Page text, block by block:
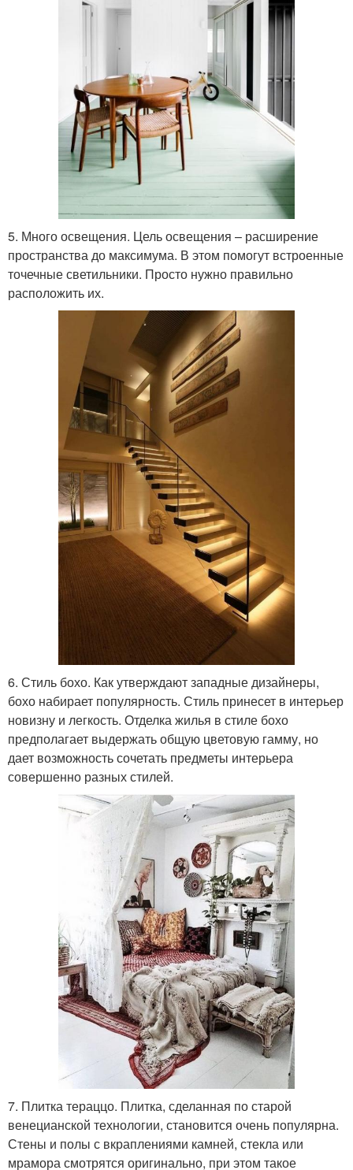
5. Много освещения. Цель освещения – расширение
пространства до максимума. В этом помогут встроенные
точечные светильники. Просто нужно правильно
расположить их.
6. Стиль бохо. Как утверждают западные дизайнеры,
бохо набирает популярность. Стиль принесет в интерьер
новизну и легкость. Отделка жилья в стиле бохо
предполагает выдержать общую цветовую гамму, но
дает возможность сочетать предметы интерьера
совершенно разных стилей.
7. Плитка тераццо. Плитка, сделанная по старой
венецианской технологии, становится очень популярна.
Стены и полы с вкраплениями камней, стекла или
мрамора смотрятся оригинально, при этом такое